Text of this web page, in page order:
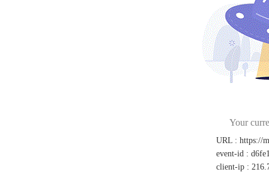
Your
URL : https://
event-id :
client-ip :